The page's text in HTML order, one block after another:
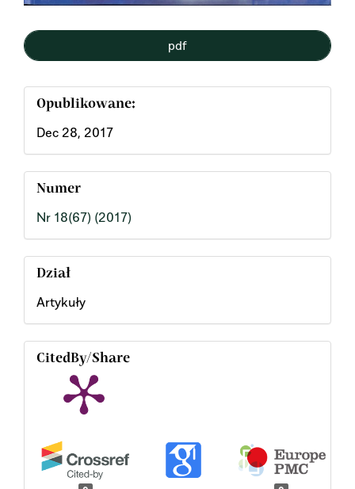
pdf
Opublikowane:
Dec 28, 2017
Numer
Nr 18(67) (2017)
Dział
Artykuły
CitedBy/Share